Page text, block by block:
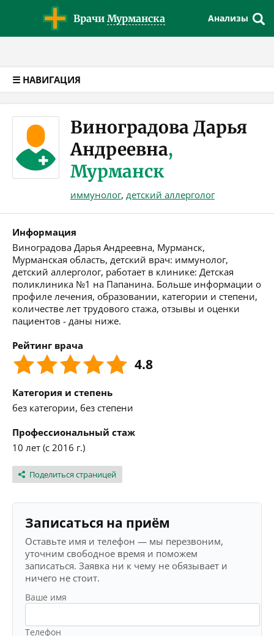
Врачи Мурманска Анализы
☰ НАВИГАЦИЯ
Виноградова Дарья
Андреевна,
Мурманск
иммунолог, детский аллерголог
Информация
Виноградова Дарья Андреевна, Мурманск,
Мурманская область, детский врач: иммунолог,
детский аллерголог, работает в клинике: Детская
поликлиника №1 на Папанина. Больше информации о
профиле лечения, образовании, категории и степени,
количестве лет трудового стажа, отзывы и оценки
пациентов - даны ниже.
Рейтинг врача
4.8
Категория и степень
без категории, без степени
Профессиональный стаж
10 лет (с 2016 г.)
Поделиться страницей
Записаться на приём
Оставьте имя и телефон — мы перезвоним,
уточним свободное время и поможем
записаться. Заявка ни к чему не обязывает и
ничего не стоит.
Ваше имя
Телефон